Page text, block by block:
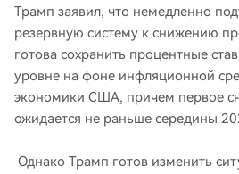
Трамп заявил, что немедленно
резервную систему к снижению
готова сохранить процентные
уровне на фоне инфляционной
экономики США, причем первое
ожидается не раньше середины
Однако Трамп готов изменить